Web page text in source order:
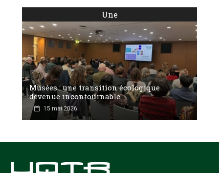
Une
Musées : une transition écologique
devenue incontournable
15 mai 2026